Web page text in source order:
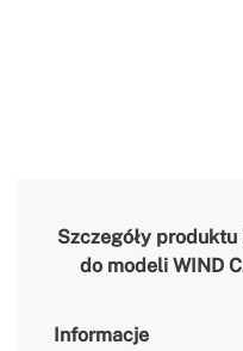
Szczegóły produktu
do modeli WIND
Informacje